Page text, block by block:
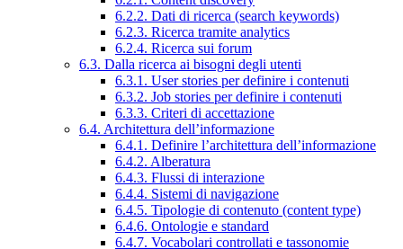
6.2.2. Dati di ricerca (search keywords)
6.2.3. Ricerca tramite analytics
6.2.4. Ricerca sui forum
6.3. Dalla ricerca ai bisogni degli utenti
6.3.1. User stories per definire i contenuti
6.3.2. Job stories per definire i contenuti
6.3.3. Criteri di accettazione
6.4. Architettura dell’informazione
6.4.1. Definire l’architettura dell’informazione
6.4.2. Alberatura
6.4.3. Flussi di interazione
6.4.4. Sistemi di navigazione
6.4.5. Tipologie di contenuto (content type)
6.4.6. Ontologie e standard
6.4.7. Vocabolari controllati e tassonomie